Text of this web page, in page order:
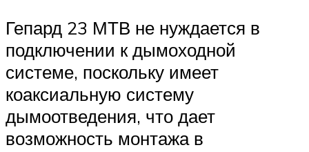
Гепард 23 МТВ не нуждается в
подключении к дымоходной
системе, поскольку имеет
коаксиальную систему
дымоотведения, что дает
возможность монтажа в